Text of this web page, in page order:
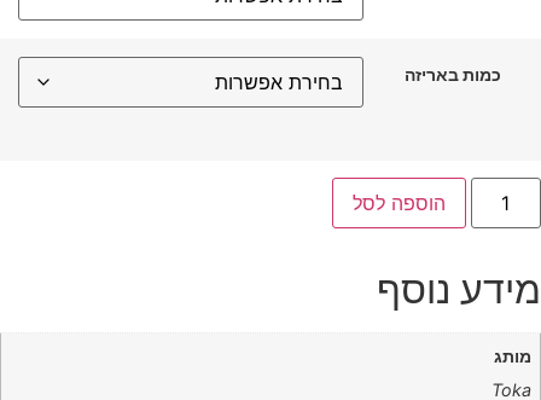
כמות באריזה
הוספה לסל
מידע נוסף
מותג
Toka